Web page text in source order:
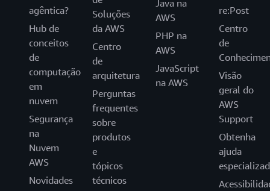
agêntica?
Hub de
conceitos
de
computação
em
nuvem
Segurança
na
Nuvem
AWS
Novidades
Soluções
da AWS
Centro
de
arquitetura
Perguntas
frequentes
sobre
produtos
e
tópicos
técnicos
Java na
AWS
PHP na
AWS
JavaScript
na AWS
re:Post
Centro
de
Visão
geral do
AWS
Support
Obtenha
ajuda